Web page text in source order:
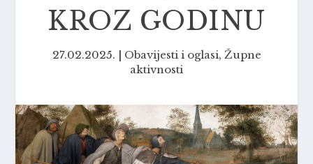
KROZ GODINU
27.02.2025. | Obavijesti i oglasi, Župne
aktivnosti